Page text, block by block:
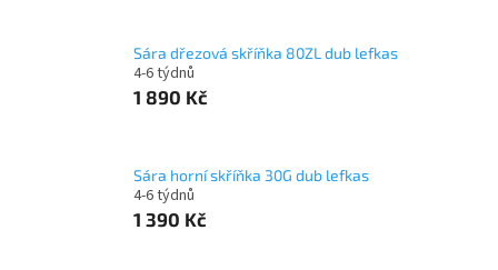
Sára dřezová skříňka 80ZL dub lefkas
4-6 týdnů
1 890 Kč
Sára horní skříňka 30G dub lefkas
4-6 týdnů
1 390 Kč